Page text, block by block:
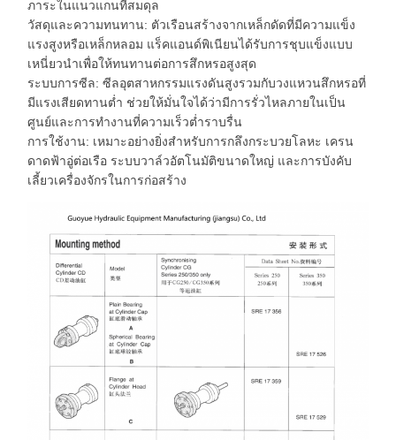
ภาระในแนวแกนที่สมดุล
วัสดุและความทนทาน: ตัวเรือนสร้างจากเหล็กดัดที่มีความแข็ง
แรงสูงหรือเหล็กหลอม แร็คแอนด์พิเนียนได้รับการชุบแข็งแบบ
เหนี่ยวนำเพื่อให้ทนทานต่อการสึกหรอสูงสุด
ระบบการซีล: ซีลอุตสาหกรรมแรงดันสูงรวมกับวงแหวนสึกหรอที่
มีแรงเสียดทานต่ำ ช่วยให้มั่นใจได้ว่ามีการรั่วไหลภายในเป็น
ศูนย์และการทำงานที่ความเร็วต่ำราบรื่น
การใช้งาน: เหมาะอย่างยิ่งสำหรับการกลึงกระบวยโลหะ เครน
ดาดฟ้าอู่ต่อเรือ ระบบวาล์วอัตโนมัติขนาดใหญ่ และการบังคับ
เลี้ยวเครื่องจักรในการก่อสร้าง